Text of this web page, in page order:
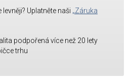
Uplatněte naši „Záruka
podpořená více než 20 lety
trhu